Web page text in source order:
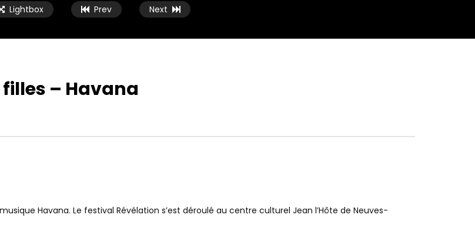
Lightbox Prev Next
filles – Havana
Havana. Le festival Révélation s’est déroulé au centre culturel Jean l’Hôte de Neuves-